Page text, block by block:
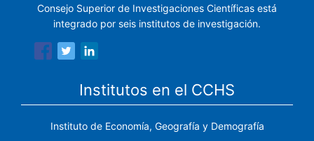
Consejo Superior de Investigaciones Científicas está
integrado por seis institutos de investigación.
Institutos en el CCHS
Instituto de Economía, Geografía y Demografía